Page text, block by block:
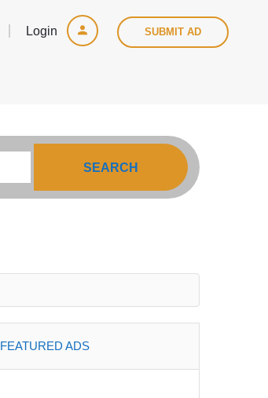
Login SUBMIT AD
SEARCH
FEATURED ADS